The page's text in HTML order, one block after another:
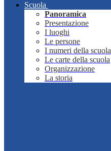
Scuola
Panoramica
Presentazione
I luoghi
Le persone
I numeri della scuola
Le carte della scuola
Organizzazione
La storia